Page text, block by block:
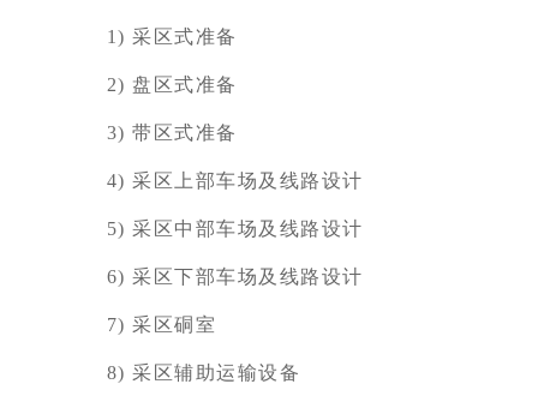
1)采区式准备
2) 盘区式准备
3)带区式准备
4)采区上部车场及线路设计
5)采区中部车场及线路设计
6)采区下部车场及线路设计
7)采区硐室
8)采区辅助运输设备